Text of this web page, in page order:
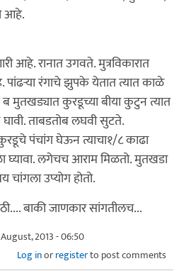
आहे.
आहे. रानात उगवते. मुत्रविकारात
रंगाचे झुपके येतात त्यात काळे
मुतखड्यात कुरडूच्या बीया कुटुन त्यात
ताबडतोब लघवी सुटते.
पंचांग घेऊन त्याचा१/८ काढा
घ्यावा. लगेचच आराम मिळतो. मुतखडा
चांगला उप्योग होतो.
बाकी जाणकार सांगतीलच...
2013 - 06:50
Log inorregisterto post comments